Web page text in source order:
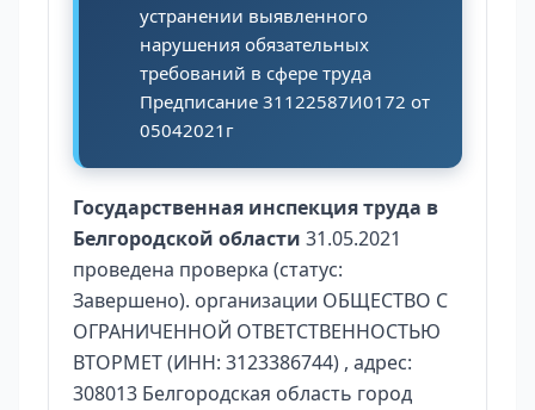
устранении выявленного
нарушения обязательных
требований в сфере труда
Предписание 31122587И0172 от
05042021г
Государственная инспекция труда в
Белгородской области 31.05.2021
проведена проверка (статус:
Завершено). организации ОБЩЕСТВО С
ОГРАНИЧЕННОЙ ОТВЕТСТВЕННОСТЬЮ
ВТОРМЕТ (ИНН: 3123386744) , адрес:
308013 Белгородская область город